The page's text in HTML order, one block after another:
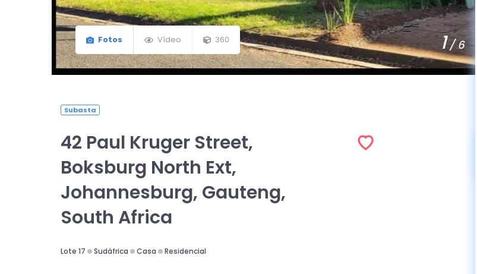
Fotos Vídeo 360 1/ 6
Subasta
42 Paul Kruger Street,
Boksburg North Ext,
Johannesburg, Gauteng,
South Africa
Lote 17 Sudáfrica Casa Residencial